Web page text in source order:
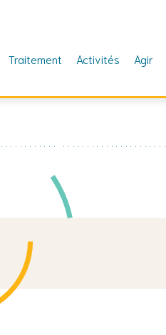
Traitement Activités Agir